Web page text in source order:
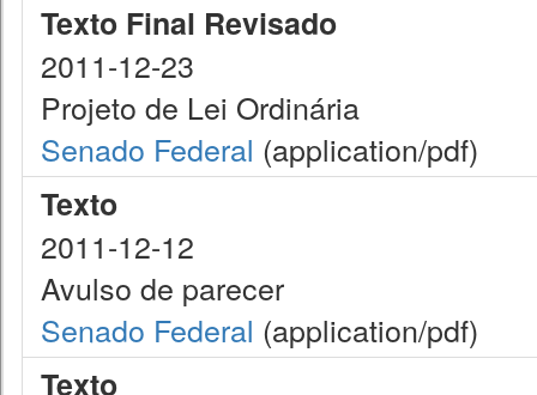
Texto Final Revisado
2011-12-23
Projeto de Lei Ordinária
Senado Federal (application/pdf)
Texto
2011-12-12
Avulso de parecer
Senado Federal (application/pdf)
Texto